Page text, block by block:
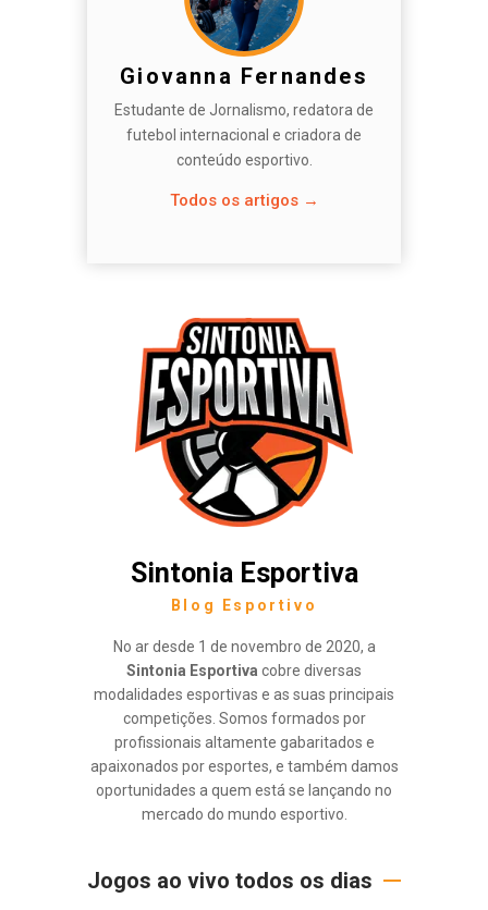
Giovanna Fernandes
Estudante de Jornalismo, redatora de
futebol internacional e criadora de
conteúdo esportivo.
Todos os artigos →
Sintonia Esportiva
Blog Esportivo
No ar desde 1 de novembro de 2020, a
Sintonia Esportiva cobre diversas
modalidades esportivas e as suas principais
competições. Somos formados por
profissionais altamente gabaritados e
apaixonados por esportes, e também damos
oportunidades a quem está se lançando no
mercado do mundo esportivo.
Jogos ao vivo todos os dias